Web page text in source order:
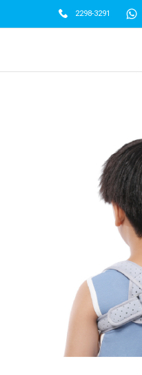
2298-3291